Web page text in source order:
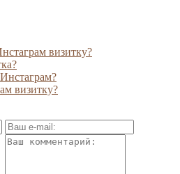
визитку?
визитку?